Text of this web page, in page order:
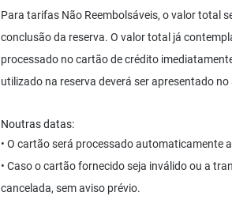
Para tarifas Não Reembolsáveis, o valor total
conclusão da reserva. O valor total já
processado no cartão de crédito
utilizado na reserva deverá ser apresentado
Noutras datas:
• O cartão será processado automaticamente
• Caso o cartão fornecido seja inválido ou a
cancelada, sem aviso prévio.